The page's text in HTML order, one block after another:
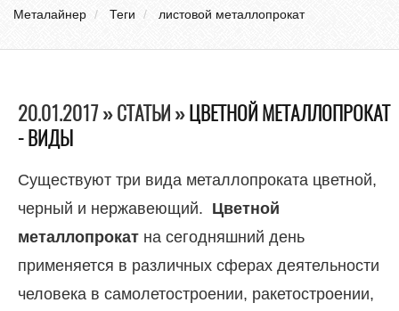
Металайнер Теги листовой металлопрокат
20.01.2017 » СТАТЬИ »ЦВЕТНОЙ МЕТАЛЛОПРОКАТ
- ВИДЫ
Существуют три вида металлопроката цветной,
черный и нержавеющий. Цветной
металлопрокат на сегодняшний день
применяется в различных сферах деятельности
человека в самолетостроении, ракетостроении,